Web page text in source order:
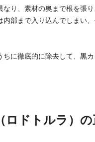
り、素材の奥まで根を張
内部まで入り込んでしまい
に徹底的に除去して、黒
ロドトルラ）の